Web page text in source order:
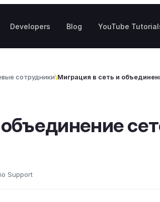
Developers Blog YouTube
сотрудники Миграция в сеть и
Support